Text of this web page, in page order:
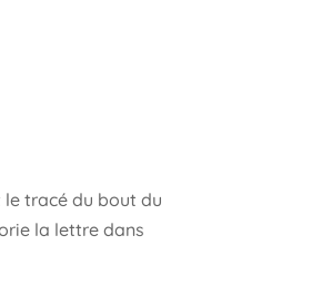
le tracé du bout du
la lettre dans